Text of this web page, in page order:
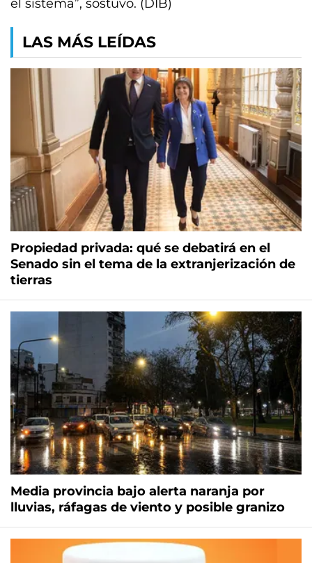
el sistema”, sostuvo. (DIB)
LAS MÁS LEÍDAS
Propiedad privada: qué se debatirá en el
Senado sin el tema de la extranjerización de
tierras
Media provincia bajo alerta naranja por
lluvias, ráfagas de viento y posible granizo